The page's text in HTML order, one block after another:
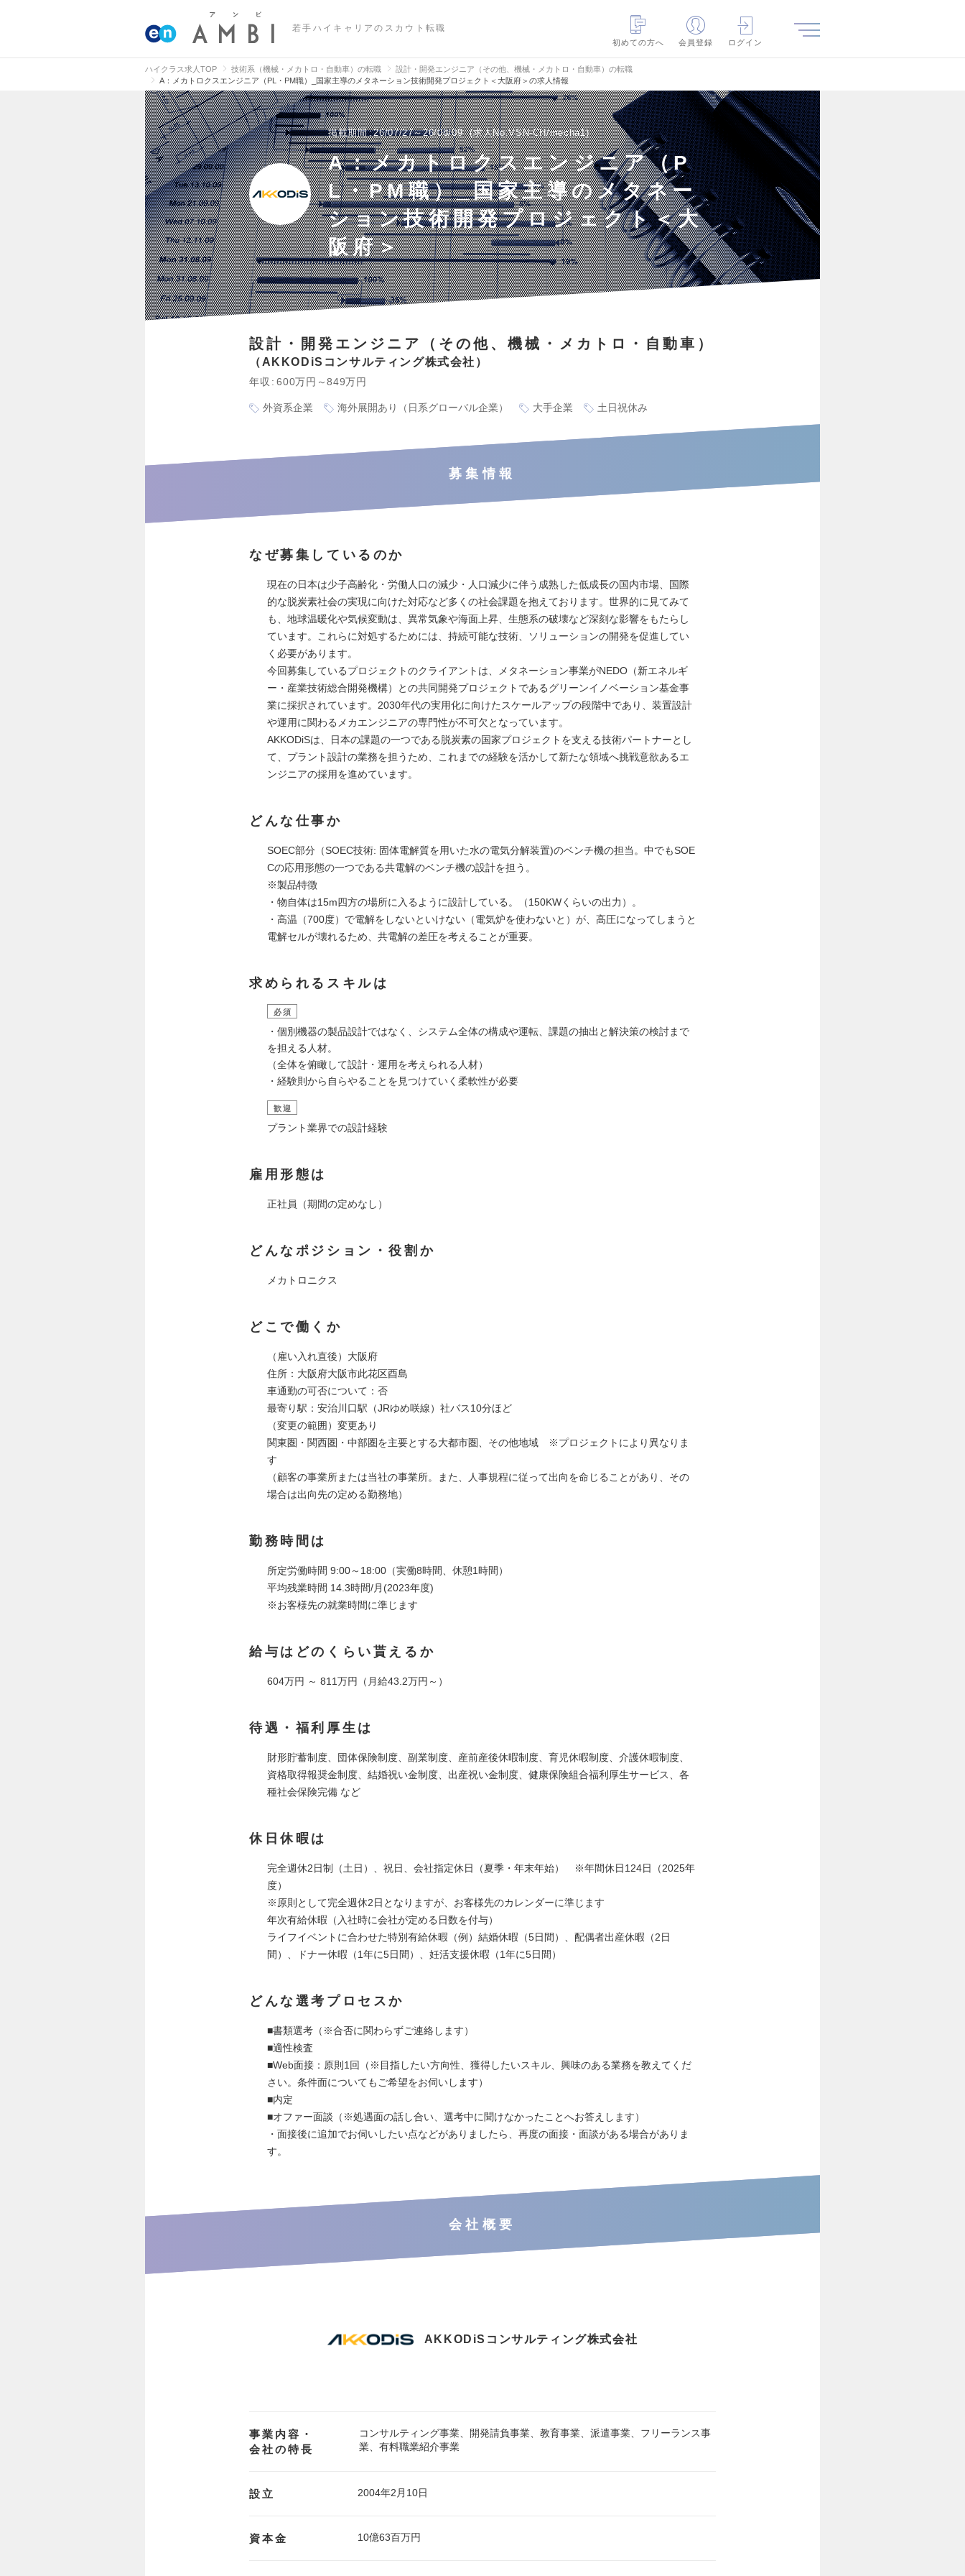
若手ハイキャリアのスカウト転職
初めての方へ
会員登録 ログイン
ハイクラス求人TOP 技術系（機械・メカトロ・自動車）の転職
設計・開発エンジニア（その他、機械・メカトロ・自動車）の転職
A：メカトロクスエンジニア（PL・PM職）_国家主導のメタネーション技術開発プロジェクト＜大阪府＞の求人情報
掲載期間 26/07/27～26/08/09 求人No.VSN-CH/mecha1
A：メカトロクスエンジニア（P
L・PM職）_国家主導のメタネー
ション技術開発プロジェクト＜大
阪府＞
設計・開発エンジニア（その他、機械・メカトロ・自動車）
AKKODiSコンサルティング株式会社
年収 600万円～849万円
外資系企業 海外展開あり（日系グローバル企業） 大手企業 土日祝休み
募集情報
なぜ募集しているのか
現在の日本は少子高齢化・労働人口の減少・人口減少に伴う成熟した低成長の国内市場、国際
的な脱炭素社会の実現に向けた対応など多くの社会課題を抱えております。世界的に見てみて
も、地球温暖化や気候変動は、異常気象や海面上昇、生態系の破壊など深刻な影響をもたらし
ています。これらに対処するためには、持続可能な技術、ソリューションの開発を促進してい
く必要があります。
今回募集しているプロジェクトのクライアントは、メタネーション事業がNEDO（新エネルギ
ー・産業技術総合開発機構）との共同開発プロジェクトであるグリーンイノベーション基金事
業に採択されています。2030年代の実用化に向けたスケールアップの段階中であり、装置設計
や運用に関わるメカエンジニアの専門性が不可欠となっています。
AKKODiSは、日本の課題の一つである脱炭素の国家プロジェクトを支える技術パートナーとし
て、プラント設計の業務を担うため、これまでの経験を活かして新たな領域へ挑戦意欲あるエ
ンジニアの採用を進めています。
どんな仕事か
SOEC部分（SOEC技術: 固体電解質を用いた水の電気分解装置)のベンチ機の担当。中でもSOE
Cの応用形態の一つである共電解のベンチ機の設計を担う。
※製品特徴
・物自体は15m四方の場所に入るように設計している。（150KWくらいの出力）。
・高温（700度）で電解をしないといけない（電気炉を使わないと）が、高圧になってしまうと
電解セルが壊れるため、共電解の差圧を考えることが重要。
求められるスキルは
必須
・個別機器の製品設計ではなく、システム全体の構成や運転、課題の抽出と解決策の検討まで
を担える人材。
（全体を俯瞰して設計・運用を考えられる人材）
・経験則から自らやることを見つけていく柔軟性が必要
歓迎
プラント業界での設計経験
雇用形態は
正社員（期間の定めなし）
どんなポジション・役割か
メカトロニクス
どこで働くか
（雇い入れ直後）大阪府
住所：大阪府大阪市此花区酉島
車通勤の可否について：否
最寄り駅：安治川口駅（JRゆめ咲線）社バス10分ほど
（変更の範囲）変更あり
関東圏・関西圏・中部圏を主要とする大都市圏、その他地域 ※プロジェクトにより異なりま
す
（顧客の事業所または当社の事業所。また、人事規程に従って出向を命じることがあり、その
場合は出向先の定める勤務地）
勤務時間は
所定労働時間 9:00～18:00（実働8時間、休憩1時間）
平均残業時間 14.3時間/月(2023年度)
※お客様先の就業時間に準じます
給与はどのくらい貰えるか
604万円 ～ 811万円（月給43.2万円～）
待遇・福利厚生は
財形貯蓄制度、団体保険制度、副業制度、産前産後休暇制度、育児休暇制度、介護休暇制度、
資格取得報奨金制度、結婚祝い金制度、出産祝い金制度、健康保険組合福利厚生サービス、各
種社会保険完備 など
休日休暇は
完全週休2日制（土日）、祝日、会社指定休日（夏季・年末年始） ※年間休日124日（2025年
度）
※原則として完全週休2日となりますが、お客様先のカレンダーに準じます
年次有給休暇（入社時に会社が定める日数を付与）
ライフイベントに合わせた特別有給休暇（例）結婚休暇（5日間）、配偶者出産休暇（2日
間）、ドナー休暇（1年に5日間）、妊活支援休暇（1年に5日間）
どんな選考プロセスか
■書類選考（※合否に関わらずご連絡します）
■適性検査
■Web面接：原則1回（※目指したい方向性、獲得したいスキル、興味のある業務を教えてくだ
さい。条件面についてもご希望をお伺いします）
■内定
■オファー面談（※処遇面の話し合い、選考中に聞けなかったことへお答えします）
・面接後に追加でお伺いしたい点などがありましたら、再度の面接・面談がある場合がありま
す。
会社概要
AKKODiSコンサルティング株式会社
事業内容・
会社の特長
コンサルティング事業、開発請負事業、教育事業、派遣事業、フリーランス事
業、有料職業紹介事業
設立 2004年2月10日
資本金 10億63百万円